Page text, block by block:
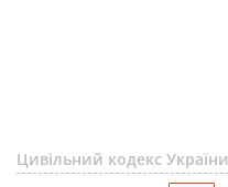
Цивільний кодекс